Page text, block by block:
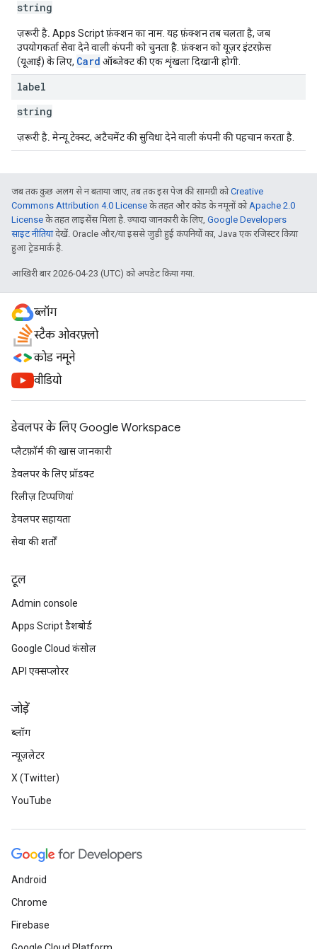
string
ज़रूरी है. Apps Script फ़ंक्शन का नाम. यह फ़ंक्शन तब चलता है, जब
उपयोगकर्ता सेवा देने वाली कंपनी को चुनता है. फ़ंक्शन को यूज़र इंटरफ़ेस
(यूआई) के लिए, Card ऑब्जेक्ट की एक शृंखला दिखानी होगी.
label
string
ज़रूरी है. मेन्यू टेक्स्ट, अटैचमेंट की सुविधा देने वाली कंपनी की पहचान करता है.
जब तक कुछ अलग से न बताया जाए, तब तक इस पेज की सामग्री कोCreative
Commons Attribution 4.0 License के तहत और कोड के नमूनों कोApache 2.0
License के तहत लाइसेंस मिला है. ज़्यादा जानकारी के लिए, Google Developers
साइट नीतियांदेखें. Oracle और/या इससे जुड़ी हुई कंपनियों का, Java एक रजिस्टर किया
हुआ ट्रेडमार्क है.
आखिरी बार 2026-04-23 (UTC) को अपडेट किया गया.
ब्लॉग
स्टैक ओवरफ़्लो
कोड नमूने
वीडियो
डेवलपर के लिए Google Workspace
प्लैटफ़ॉर्म की खास जानकारी
डेवलपर के लिए प्रॉडक्ट
रिलीज़ टिप्पणियां
डेवलपर सहायता
सेवा की शर्तों
टूल
Admin console
Apps Script डैशबोर्ड
Google Cloud कंसोल
API एक्सप्लोरर
जोड़ें
ब्लॉग
न्यूज़लेटर
X (Twitter)
YouTube
Android
Chrome
Firebase